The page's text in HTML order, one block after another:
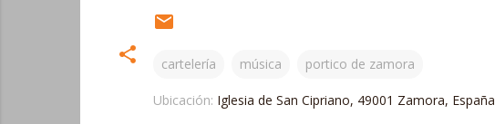
cartelería música portico de zamora
Ubicación: Iglesia de San Cipriano, 49001 Zamora, España